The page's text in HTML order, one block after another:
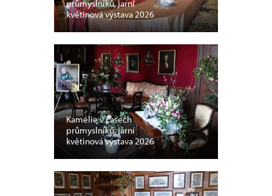
průmyslníků, jarní
květinová výstava 2026
Kamélie v časech
průmyslníků, jarní
květinová výstava 2026